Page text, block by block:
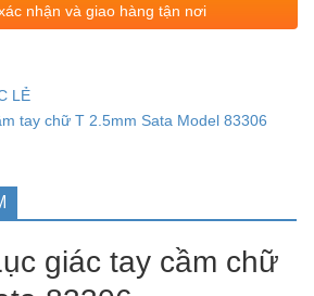
nhận và giao hàng tận nơi
LẺ
tay chữ T 2.5mm Sata Model 83306
giác tay cầm chữ